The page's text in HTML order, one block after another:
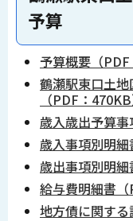
予算
予算概要（PDF
鶴瀬駅東口土
（PDF：470KB
歳入歳出予算事
歳入事項別明細
歳出事項別明細
給与費明細書（
地方債に関する